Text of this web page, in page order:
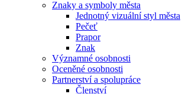
Znaky a symboly města
Jednotný vizuální styl města
Pečeť
Prapor
Znak
Významné osobnosti
Oceněné osobnosti
Partnerství a spolupráce
Členství